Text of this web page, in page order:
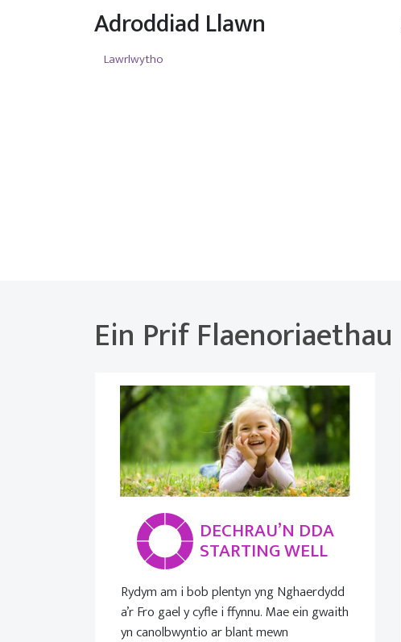
Adroddiad Llawn
Lawrlwytho
Ein Prif Flaenoriaethau
DECHRAU’N DDA
STARTING WELL
Rydym am i bob plentyn yng Nghaerdydd
a’r Fro gael y cyfle i ffynnu. Mae ein gwaith
yn canolbwyntio ar blant mewn